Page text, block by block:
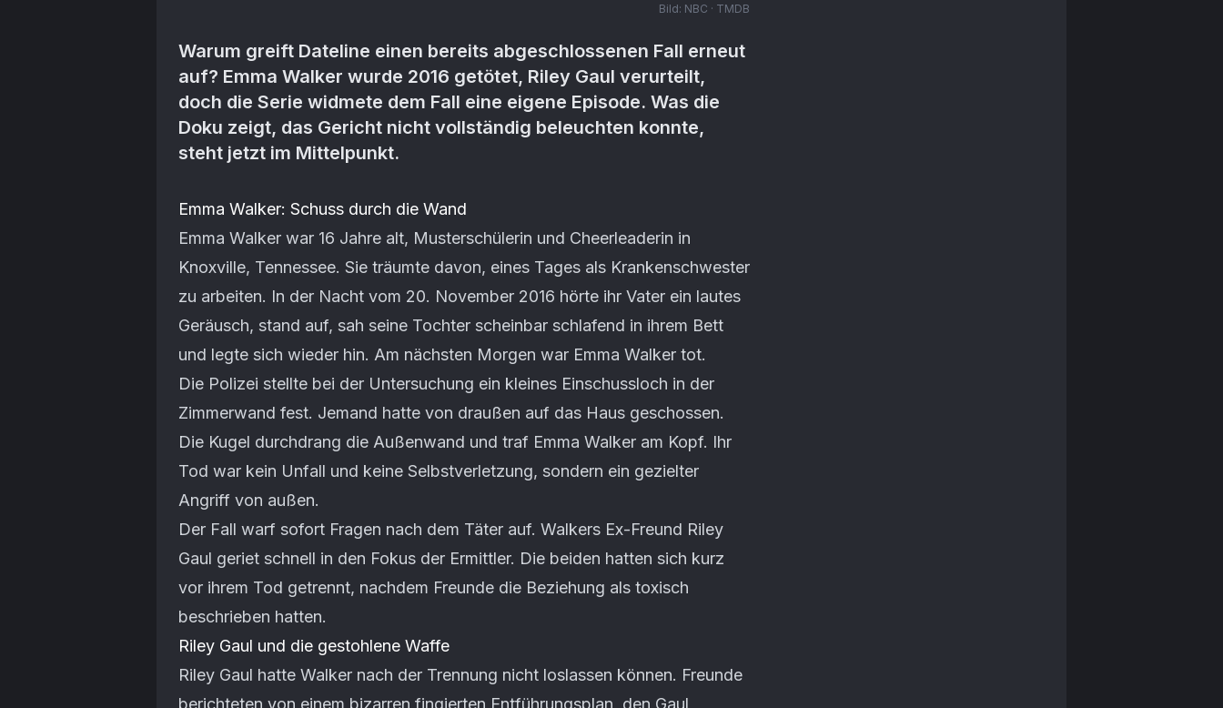
Bild: NBC · TMDB
Warum greift Dateline einen bereits abgeschlossenen Fall erneut
auf? Emma Walker wurde 2016 getötet, Riley Gaul verurteilt,
doch die Serie widmete dem Fall eine eigene Episode. Was die
Doku zeigt, das Gericht nicht vollständig beleuchten konnte,
steht jetzt im Mittelpunkt.
Artikel-Inhalt
Emma Walker: Schuss durch die Wand
Emma Walker war 16 Jahre alt, Musterschülerin und Cheerleaderin in
Knoxville, Tennessee. Sie träumte davon, eines Tages als Krankenschwester
zu arbeiten. In der Nacht vom 20. November 2016 hörte ihr Vater ein lautes
Geräusch, stand auf, sah seine Tochter scheinbar schlafend in ihrem Bett
und legte sich wieder hin. Am nächsten Morgen war Emma Walker tot.
Die Polizei stellte bei der Untersuchung ein kleines Einschussloch in der
Zimmerwand fest. Jemand hatte von draußen auf das Haus geschossen.
Die Kugel durchdrang die Außenwand und traf Emma Walker am Kopf. Ihr
Tod war kein Unfall und keine Selbstverletzung, sondern ein gezielter
Angriff von außen.
Der Fall warf sofort Fragen nach dem Täter auf. Walkers Ex-Freund Riley
Gaul geriet schnell in den Fokus der Ermittler. Die beiden hatten sich kurz
vor ihrem Tod getrennt, nachdem Freunde die Beziehung als toxisch
beschrieben hatten.
Riley Gaul und die gestohlene Waffe
Riley Gaul hatte Walker nach der Trennung nicht loslassen können. Freunde
berichteten von einem bizarren fingierten Entführungsplan, den Gaul